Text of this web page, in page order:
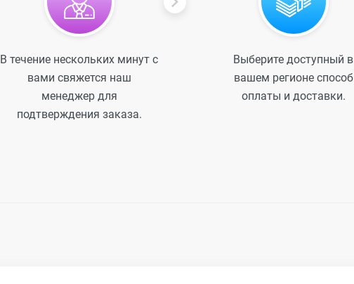
В течение нескольких минут с
вами свяжется наш
менеджер для
подтверждения заказа.
Выберите доступный в
вашем регионе способ
оплаты и доставки.